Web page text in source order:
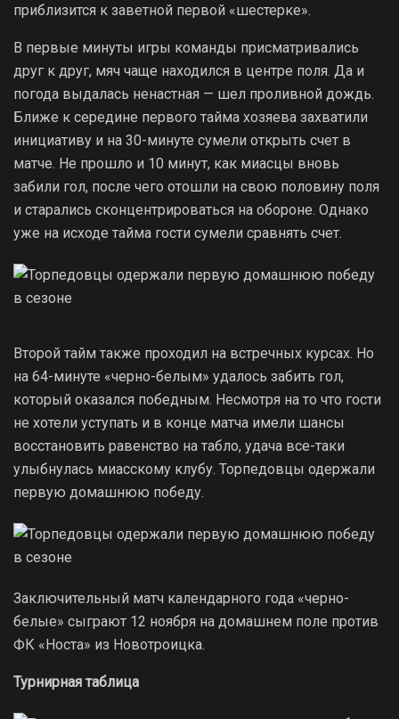
приблизится к заветной первой «шестерке».
В первые минуты игры команды присматривались
друг к друг, мяч чаще находился в центре поля. Да и
погода выдалась ненастная — шел проливной дождь.
Ближе к середине первого тайма хозяева захватили
инициативу и на 30-минуте сумели открыть счет в
матче. Не прошло и 10 минут, как миасцы вновь
забили гол, после чего отошли на свою половину поля
и старались сконцентрироваться на обороне. Однако
уже на исходе тайма гости сумели сравнять счет.
Второй тайм также проходил на встречных курсах. Но
на 64-минуте «черно-белым» удалось забить гол,
который оказался победным. Несмотря на то что гости
не хотели уступать и в конце матча имели шансы
восстановить равенство на табло, удача все-таки
улыбнулась миасскому клубу. Торпедовцы одержали
первую домашнюю победу.
Заключительный матч календарного года «черно-
белые» сыграют 12 ноября на домашнем поле против
ФК «Носта» из Новотроицка.
Турнирная таблица